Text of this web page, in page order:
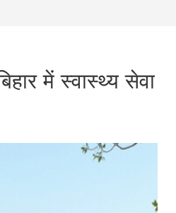
में स्वास्थ्य सेवा